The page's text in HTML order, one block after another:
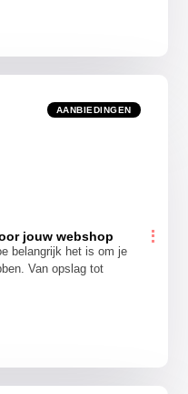
AANBIEDINGEN
jouw webshop
belangrijk het is om je
Van opslag tot